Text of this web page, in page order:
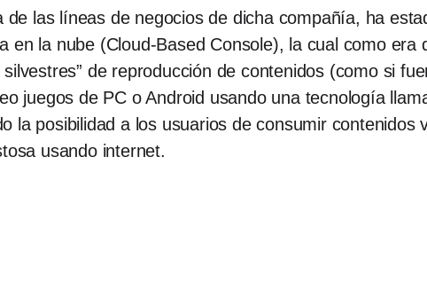
las líneas de negocios de dicha compañía, ha
en la nube (Cloud-Based Console), la cual como era
de reproducción de contenidos (como si
juegos de PC o Android usando una tecnología
la posibilidad a los usuarios de consumir contenidos
usando internet.